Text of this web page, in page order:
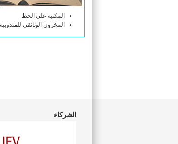
المكتبة على الخط
المخزون الوثائقي للمندوبية
الشركاء